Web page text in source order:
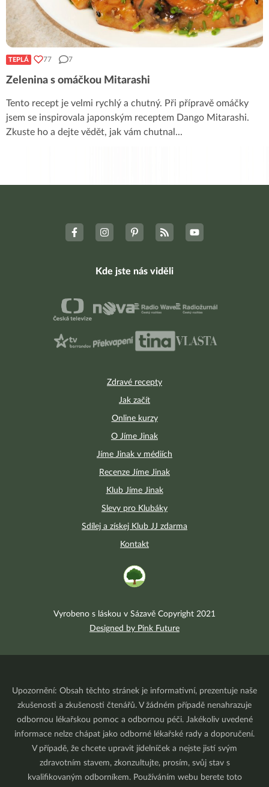
TEPLÁ 77 7
Zelenina s omáčkou Mitarashi
Tento recept je velmi rychlý a chutný. Při přípravě omáčky
jsem se inspirovala japonským receptem Dango Mitarashi.
Zkuste ho a dejte vědět, jak vám chutnal ...
Zdravé recepty
Jak začít
Online kurzy
O Jíme Jinak
Jíme Jinak v médiích
Recenze Jíme Jinak
Klub Jíme Jinak
Slevy pro Klubáky
Sdílej a získej Klub JJ zdarma
Kontakt
Kde jste nás viděli
Vyrobeno s láskou v Sázavě Copyright 2021
Designed by Pink Future
Upozornění: Obsah těchto stránek je informativní, prezentuje naše
zkušenosti a zkušenosti čtenářů. V žádném případě nenahrazuje
odbornou lékařskou pomoc a odbornou péči. Jakékoliv uvedené
informace nelze chápat jako odborné lékařské rady a doporučení.
V případě, že chcete upravit jídelníček a nejste jistí svým
zdravotním stavem, zkonzultujte, prosím, svůj stav s
kvalifikovaným odborníkem. Používáním webu berete toto